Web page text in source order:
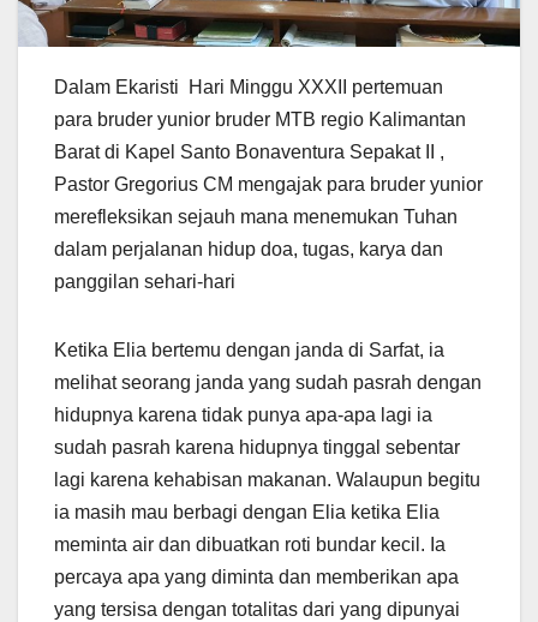
Dalam Ekaristi Hari Minggu XXXII pertemuan
para bruder yunior bruder MTB regio Kalimantan
Barat di Kapel Santo Bonaventura Sepakat II ,
Pastor Gregorius CM mengajak para bruder yunior
merefleksikan sejauh mana menemukan Tuhan
dalam perjalanan hidup doa, tugas, karya dan
panggilan sehari-hari
Ketika Elia bertemu dengan janda di Sarfat, ia
melihat seorang janda yang sudah pasrah dengan
hidupnya karena tidak punya apa-apa lagi ia
sudah pasrah karena hidupnya tinggal sebentar
lagi karena kehabisan makanan. Walaupun begitu
ia masih mau berbagi dengan Elia ketika Elia
meminta air dan dibuatkan roti bundar kecil. Ia
percaya apa yang diminta dan memberikan apa
yang tersisa dengan totalitas dari yang dipunyai